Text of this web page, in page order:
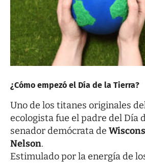
¿Cómo empezó el Día de la Tierra?
Uno de los titanes originales
ecologista fue el padre del Día
senador demócrata de
Nelson.
Estimulado por la energía de